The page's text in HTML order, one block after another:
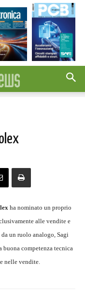
ha nominato un proprio
alle vendite e
da un ruolo analogo, Sagi
buona competenza tecnica
nelle vendite.